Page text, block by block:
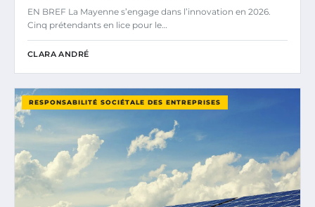
EN BREF La Mayenne s’engage dans l’innovation en 2026.
Cinq prétendants en lice pour le…
CLARA ANDRÉ
RESPONSABILITÉ SOCIÉTALE DES ENTREPRISES